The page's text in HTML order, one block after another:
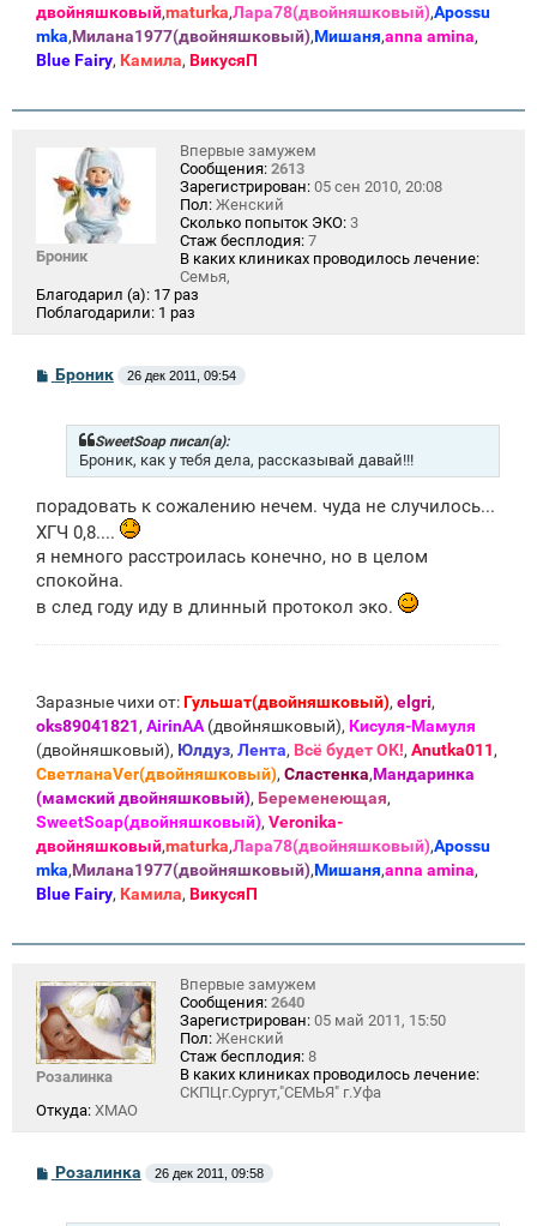
двойняшковый,maturka,Лара78(двойняшковый),Apossu
mka,Милана1977(двойняшковый),Мишаня,anna amina,
Blue Fаiry, Камила, ВикусяП
Броник
Впервые замужем
Сообщения: 2613
Зарегистрирован: 05 сен 2010, 20:08
Пол: Женский
Сколько попыток ЭКО: 3
Стаж бесплодия: 7
В каких клиниках проводилось лечение:
Семья,
Благодарил (а): 17 раз
Поблагодарили: 1 раз
С
е
Броник 26 дек 2011, 09:54
SweetSoap писал(а):
Броник, как у тебя дела, рассказывай давай!!!
порадовать к сожалению нечем. чуда не случилось...
ХГЧ 0,8....
я немного расстроилась конечно, но в целом
спокойна.
в след году иду в длинный протокол эко.
Заразные чихи от:Гульшат(двойняшковый), elgri,
oks89041821, AirinAA(двойняшковый), Кисуля-Мамуля
(двойняшковый), Юлдуз, Лента, Всё будет ОК!, Anutka011,
СветланаVer(двойняшковый), Сластенка,Мандаринка
(мамский двойняшковый), Беременеющая,
SweetSoap(двойняшковый), Veronika-
двойняшковый,maturka,Лара78(двойняшковый),Apossu
mka,Милана1977(двойняшковый),Мишаня,anna amina,
Blue Fаiry, Камила, ВикусяП
Розалинка
Впервые замужем
Сообщения: 2640
Зарегистрирован: 05 май 2011, 15:50
Пол: Женский
Стаж бесплодия: 8
В каких клиниках проводилось лечение:
СКПЦг.Сургут,"СЕМЬЯ" г.Уфа
Откуда: ХМАО
СРозалинка 26 дек 2011, 09:58